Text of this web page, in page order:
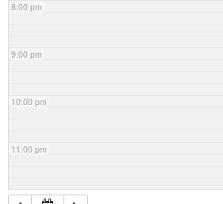
8:00 pm
9:00 pm
10:00 pm
11:00 pm